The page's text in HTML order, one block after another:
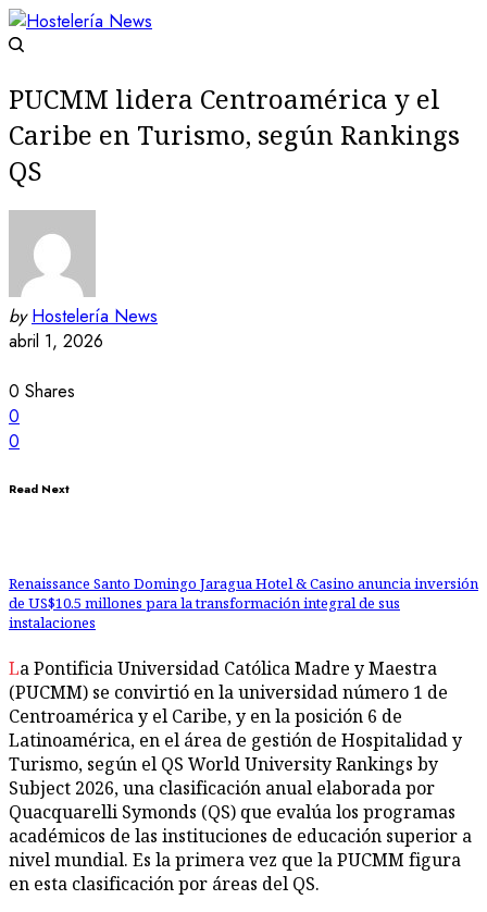
PUCMM lidera Centroamérica y el
Caribe en Turismo, según Rankings
QS
by Hostelería News
abril 1, 2026
0 Shares
0
0
Read Next
Renaissance Santo Domingo Jaragua Hotel & Casino anuncia inversión
de US$10.5 millones para la transformación integral de sus
instalaciones
La Pontificia Universidad Católica Madre y Maestra
(PUCMM) se convirtió en la universidad número 1 de
Centroamérica y el Caribe, y en la posición 6 de
Latinoamérica, en el área de gestión de Hospitalidad y
Turismo, según el QS World University Rankings by
Subject 2026, una clasificación anual elaborada por
Quacquarelli Symonds (QS) que evalúa los programas
académicos de las instituciones de educación superior a
nivel mundial. Es la primera vez que la PUCMM figura
en esta clasificación por áreas del QS.